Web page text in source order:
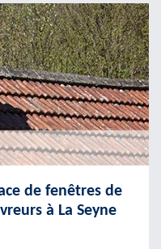
de fenêtres de
à La Seyne